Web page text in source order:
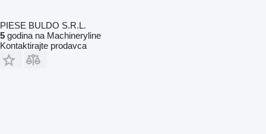
PIESE BULDO S.R.L.
5 godina na Machineryline
Kontaktirajte prodavca